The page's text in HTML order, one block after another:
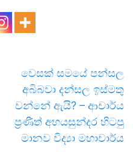
වෙසක් සමයේ පන්සල
අබිබවා දන්සල ඉස්මතු
වන්නේ ඇයි? – ආචාර්ය
ප්‍රණීත් අභයසුන්දර හිටපු
මානව විද්‍යා මහාචාර්ය